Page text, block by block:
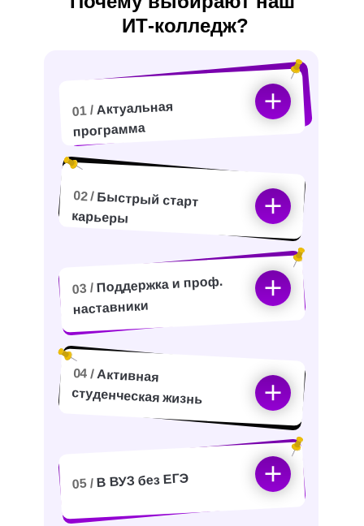
ИТ-колледж?
01 / Актуальная
программа
02 / Быстрый старт
карьеры
04 /Активная
студенческая жизнь
05 / В ВУЗ без ЕГЭ
03 / Поддержка и проф.
наставники